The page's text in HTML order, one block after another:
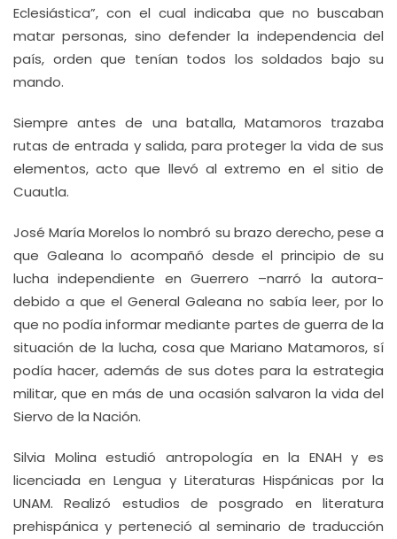
Eclesiástica”, con el cual indicaba que no buscaban
matar personas, sino defender la independencia del
país, orden que tenían todos los soldados bajo su
mando.
Siempre antes de una batalla, Matamoros trazaba
rutas de entrada y salida, para proteger la vida de sus
elementos, acto que llevó al extremo en el sitio de
Cuautla.
José María Morelos lo nombró su brazo derecho, pese a
que Galeana lo acompañó desde el principio de su
lucha independiente en Guerrero –narró la autora-
debido a que el General Galeana no sabía leer, por lo
que no podía informar mediante partes de guerra de la
situación de la lucha, cosa que Mariano Matamoros, sí
podía hacer, además de sus dotes para la estrategia
militar, que en más de una ocasión salvaron la vida del
Siervo de la Nación.
Silvia Molina estudió antropología en la ENAH y es
licenciada en Lengua y Literaturas Hispánicas por la
UNAM. Realizó estudios de posgrado en literatura
prehispánica y perteneció al seminario de traducción